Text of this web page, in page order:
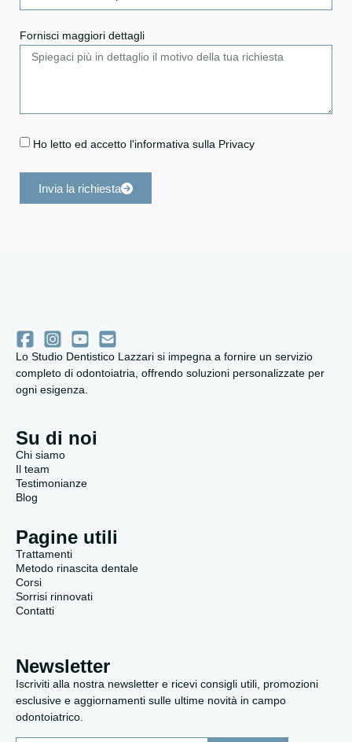
Fornisci maggiori dettagli
Ho letto ed accetto l'informativa sulla Privacy
Invia la richiesta
Lo Studio Dentistico Lazzari si impegna a fornire un servizio
completo di odontoiatria, offrendo soluzioni personalizzate per
ogni esigenza.
Su di noi
Chi siamo
Il team
Testimonianze
Blog
Pagine utili
Trattamenti
Metodo rinascita dentale
Corsi
Sorrisi rinnovati
Contatti
Newsletter
Iscriviti alla nostra newsletter e ricevi consigli utili, promozioni
esclusive e aggiornamenti sulle ultime novità in campo
odontoiatrico.